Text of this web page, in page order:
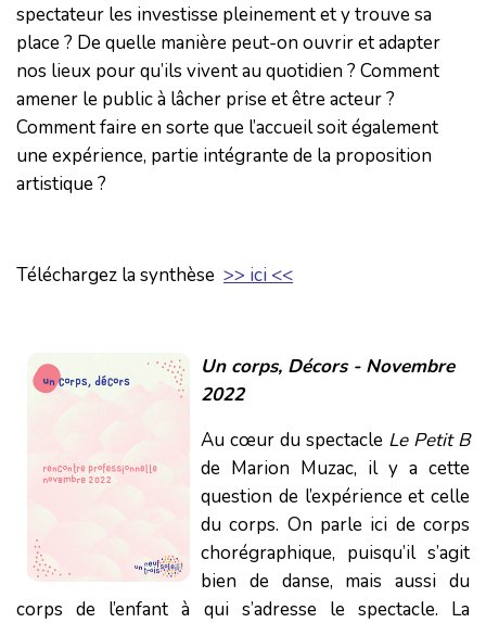
spectateur les investisse pleinement et y trouve sa
place ? De quelle manière peut-on ouvrir et adapter
nos lieux pour qu’ils vivent au quotidien ? Comment
amener le public à lâcher prise et être acteur ?
Comment faire en sorte que l’accueil soit également
une expérience, partie intégrante de la proposition
artistique ?
Téléchargez la synthèse >> ici <<
Un corps, Décors - Novembre
2022
Au cœur du spectacle Le Petit B
de Marion Muzac, il y a cette
question de l’expérience et celle
du corps. On parle ici de corps
chorégraphique, puisqu’il s’agit
bien de danse, mais aussi du
corps de l’enfant à qui s’adresse le spectacle. La